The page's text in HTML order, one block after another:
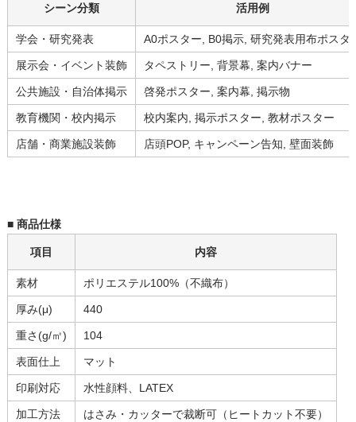
シーン分類 活用例
学会・研究発表 A0ポスター, B0掲示, 研究発表用布ポスタ
展示会・イベント装飾 タペストリー, 背景幕, 案内バナー
公共施設・自治体掲示 啓発ポスター, 案内幕, 掲示物
教育機関・校内掲示 校内案内, 掲示ポスター, 教材ポスター
店舗・商業施設装飾 店頭POP, キャンペーン告知, 壁面装飾
■ 商品仕様
項目 内容
素材 ポリエステル100%（不織布）
厚み(μ) 440
重さ(g/㎡) 104
表面仕上 マット
印刷対応 水性顔料、LATEX
加工方法 はさみ・カッターで裁断可（ヒートカット不要）